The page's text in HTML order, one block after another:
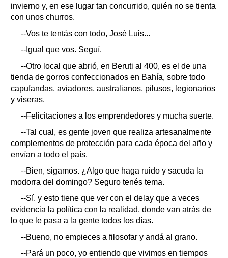
invierno y, en ese lugar tan concurrido, quién no se tienta
con unos churros.
--Vos te tentás con todo, José Luis...
--Igual que vos. Seguí.
--Otro local que abrió, en Beruti al 400, es el de una
tienda de gorros confeccionados en Bahía, sobre todo
capufandas, aviadores, australianos, pilusos, legionarios
y viseras.
--Felicitaciones a los emprendedores y mucha suerte.
--Tal cual, es gente joven que realiza artesanalmente
complementos de protección para cada época del año y
envían a todo el país.
--Bien, sigamos. ¿Algo que haga ruido y sacuda la
modorra del domingo? Seguro tenés tema.
--Sí, y esto tiene que ver con el delay que a veces
evidencia la política con la realidad, donde van atrás de
lo que le pasa a la gente todos los días.
--Bueno, no empieces a filosofar y andá al grano.
--Pará un poco, yo entiendo que vivimos en tiempos